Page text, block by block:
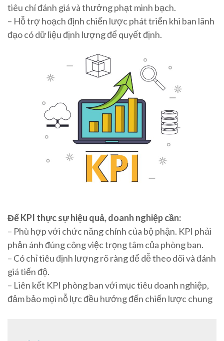
tiêu chí đánh giá và thưởng phạt minh bạch.
– Hỗ trợ hoạch định chiến lược phát triển khi ban lãnh
đạo có dữ liệu định lượng để quyết định.
Để KPI thực sự hiệu quả, doanh nghiệp cần:
– Phù hợp với chức năng chính của bộ phận. KPI phải
phản ánh đúng công việc trọng tâm của phòng ban.
– Có chỉ tiêu định lượng rõ ràng để dễ theo dõi và đánh
giá tiến độ.
– Liên kết KPI phòng ban với mục tiêu doanh nghiệp,
đảm bảo mọi nỗ lực đều hướng đến chiến lược chung